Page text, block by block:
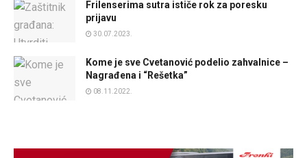
Frilenserima sutra ističe rok za poresku
prijavu
30.07.2023.
Kome je sve Cvetanović podelio zahvalnice –
Nagrađena i “Rešetka”
08.11.2022.